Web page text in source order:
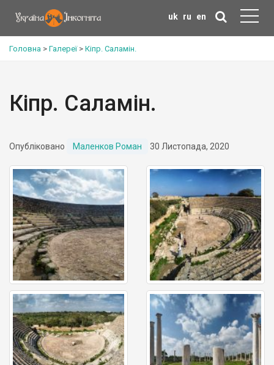
uk ru en
Головна > Галереї> Кіпр. Саламін.
Кіпр. Саламін.
Опубліковано Маленков Роман 30 Листопада, 2020